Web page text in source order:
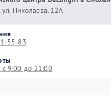
ул. Николаева, 12А
55-83
9:00 до 21:00